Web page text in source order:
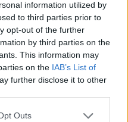
information utilized by
to third parties prior to
opt-out of the further
by third parties on the
This information may
on the IAB’s List of
further disclose it to other
Outs
Católica